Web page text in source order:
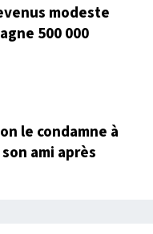
modeste
500 000
le condamne à
ami après